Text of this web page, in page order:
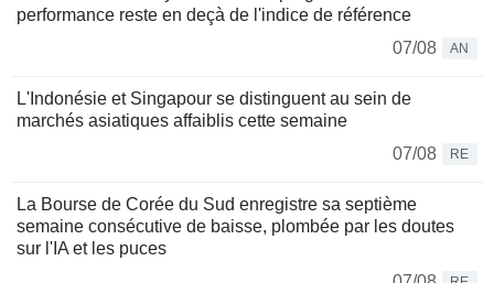
performance reste en deçà de l'indice de référence
07/08
AN
L'Indonésie et Singapour se distinguent au sein de
marchés asiatiques affaiblis cette semaine
07/08
RE
La Bourse de Corée du Sud enregistre sa septième
semaine consécutive de baisse, plombée par les doutes
sur l'IA et les puces